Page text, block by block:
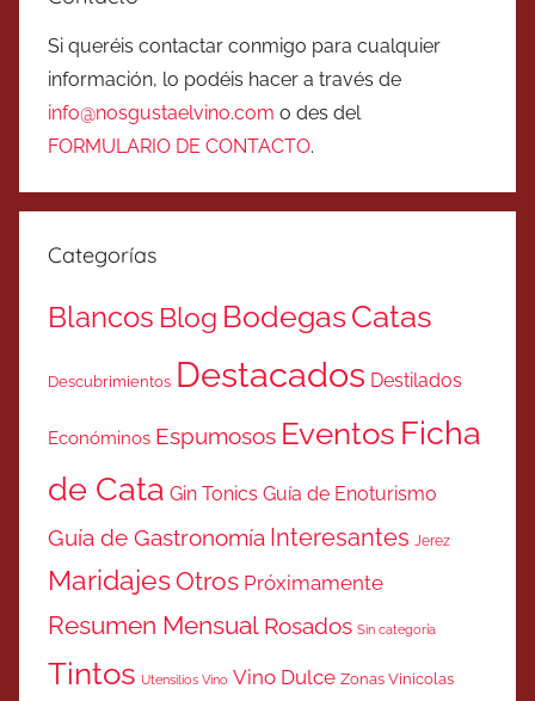
Si queréis contactar conmigo para cualquier
información, lo podéis hacer a través de
info@nosgustaelvino.com o des del
FORMULARIO DE CONTACTO.
Categorías
Blancos Blog BodegasCatas
Descubrimientos Destacados Destilados
Económinos Espumosos Eventos Ficha
de Cata Gin Tonics Guía de Enoturismo
Guía de Gastronomía Interesantes Jerez
MaridajesOtros Próximamente
Resumen Mensual Rosados Sin categoría
Tintos Utensilios Vino Vino Dulce Zonas Vinicolas